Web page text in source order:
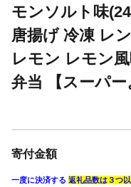
モンソルト味
唐揚げ 冷凍 レ
レモン レモン
弁当 【スーパー
寄付金額
一度に決済する 返礼品数は３つ